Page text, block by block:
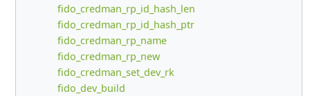
fido_credman_rp_id_hash_len
fido_credman_rp_id_hash_ptr
fido_credman_rp_name
fido_credman_rp_new
fido_credman_set_dev_rk
fido_dev_build